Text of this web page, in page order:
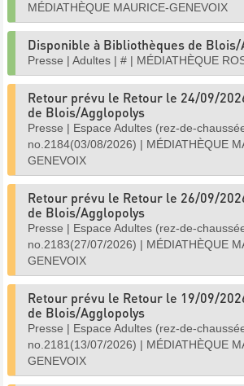
MÉDIATHÈQUE MAURICE-GENEVOIX
Disponible à Bibliothèques de
Presse | Adultes | # | MÉDIATHÈQUE
Retour prévu le Retour le 24/09/
de Blois/Agglopolys
Presse | Espace Adultes (rez-de-
no.2184(03/08/2026) | MÉDIATHÈQUE
GENEVOIX
Retour prévu le Retour le 26/09/
de Blois/Agglopolys
Presse | Espace Adultes (rez-de-
no.2183(27/07/2026) | MÉDIATHÈQUE
GENEVOIX
Retour prévu le Retour le 19/09/
de Blois/Agglopolys
Presse | Espace Adultes (rez-de-
no.2181(13/07/2026) | MÉDIATHÈQUE
GENEVOIX